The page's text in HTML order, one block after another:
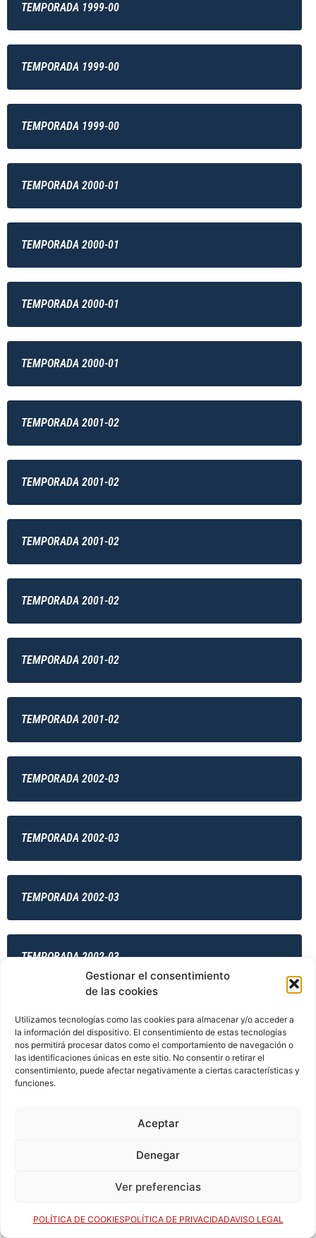
Gestionar el consentimiento
de las cookies
Utilizamos tecnologías como las cookies para almacenar y/o acceder a
la información del dispositivo. El consentimiento de estas tecnologías
nos permitirá procesar datos como el comportamiento de navegación o
las identificaciones únicas en este sitio. No consentir o retirar el
consentimiento, puede afectar negativamente a ciertas características y
funciones.
Aceptar
Denegar
Ver preferencias
POLÍTICA DE COOKIESPOLÍTICA DE PRIVACIDADAVISO LEGAL
TEMPORADA 1999-00
TEMPORADA 1999-00
TEMPORADA 1999-00
TEMPORADA 2000-01
TEMPORADA 2000-01
TEMPORADA 2000-01
TEMPORADA 2000-01
TEMPORADA 2001-02
TEMPORADA 2001-02
TEMPORADA 2001-02
TEMPORADA 2001-02
TEMPORADA 2001-02
TEMPORADA 2001-02
TEMPORADA 2002-03
TEMPORADA 2002-03
TEMPORADA 2002-03
TEMPORADA 2002-03
TEMPORADA 2003-04
TEMPORADA 2003-04
TEMPORADA 2003-04